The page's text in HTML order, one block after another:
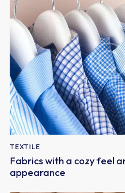
TEXTILE
Fabrics with a cozy feel
appearance